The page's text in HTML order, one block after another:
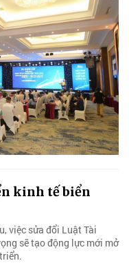
kinh tế biển
việc sửa đổi Luật Tài
sẽ tạo động lực mới mở